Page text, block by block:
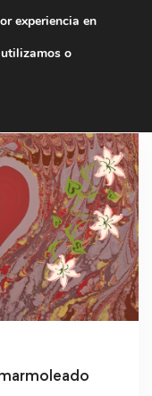
75€ de descuento.
experiencia en
utilizamos o